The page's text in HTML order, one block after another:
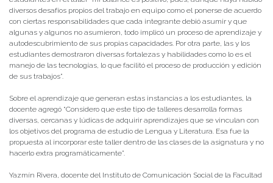
diversos desafíos propios del trabajo en equipo como el ponerse de acuerdo
con ciertas responsabilidades que cada integrante debió asumir y que
algunas y algunos no asumieron, todo implicó un proceso de aprendizaje y
autodescubrimiento de sus propias capacidades. Por otra parte, las y los
estudiantes demostraron diversas fortalezas y habilidades como lo es el
manejo de las tecnologías, lo que facilitó el proceso de producción y edición
de sus trabajos”.
Sobre el aprendizaje que generan estas instancias a los estudiantes, la
docente agregó “Considero que este tipo de talleres desarrolla formas
diversas, cercanas y lúdicas de adquirir aprendizajes que se vinculan con
los objetivos del programa de estudio de Lengua y Literatura. Esa fue la
propuesta al incorporar este taller dentro de las clases de la asignatura y no
hacerlo extra programáticamente”.
Yazmín Rivera, docente del Instituto de Comunicación Social de la Facultad